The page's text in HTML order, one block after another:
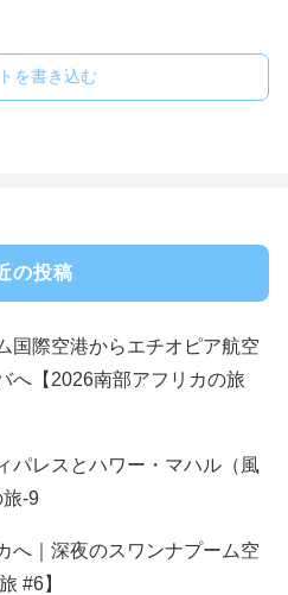
を書き込む
の投稿
国際空港からエチオピア航空
へ【2026南部アフリカの旅
パレスとハワー・マハル（風
-9
へ｜深夜のスワンナプーム空
#6】